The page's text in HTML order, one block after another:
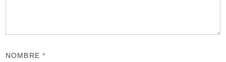
NOMBRE *